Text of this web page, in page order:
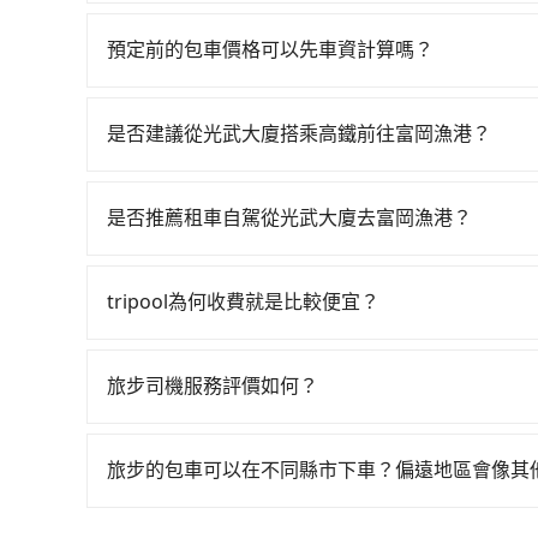
所在的台東縣的計程車更難叫，該縣市僅有約351
車最高可省$800。
VW為主，其中也有少量進口車像凌志Lexus、特
預定前的包車價格可以先車資計算嗎？
是否建議從光武大廈搭乘高鐵前往富岡漁港？
多時有74班車次，從最早07:16到23:48，過了末
每人票價140元，再用10分鐘出站、等待車站前
是雙北大城市的20倍。縱使幸運攔到一輛小黃了
預約tripool！
是否推薦租車自駕從光武大廈去富岡漁港？
tripool為何收費就是比較便宜？
為司機素質比較差、車上會有煙味、或者車齡過
也就是提高俗稱「回頭車」的比例。這不僅體現
旅步司機服務評價如何？
程更加順暢和舒適。」
旅步的包車可以在不同縣市下車？偏遠地區會像其